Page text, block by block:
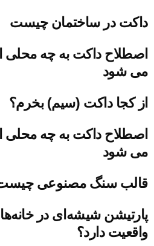
داکت در ساختمان چیست
اصطلاح داکت به چه محلی
می شود
از کجا داکت (سیم) بخرم؟
اصطلاح داکت به چه محلی
می شود
قالب سنگ مصنوعی
پارتیشن شیشه‌ای در
واقعیت دارد؟